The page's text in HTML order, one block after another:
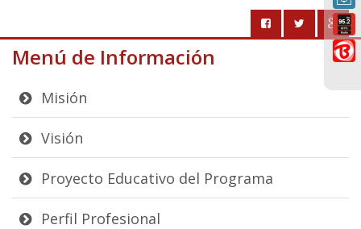
Menú de Información
Misión
Visión
Proyecto Educativo del Programa
Perfil Profesional